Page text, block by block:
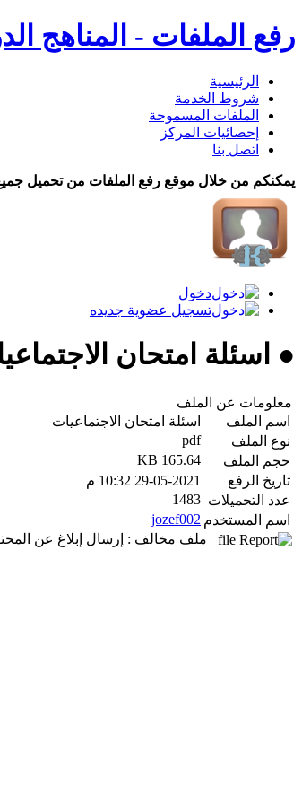
رفع الملفات - المناهج
الرئيسية
شروط الخدمة
الملفات المسموحة
إحصائيات المركز
اتصل بنا
يمكنكم من خلال موقع رفع الملفات من تحميل
دخول
تسجيل عضوية جديده
● اسئلة امتحان
معلومات عن الملف
اسم الملف
اسئلة امتحان الاجتماعيات
نوع الملف
pdf
حجم الملف
165.64 KB
تاريخ الرفع
29-05-2021 10:32 م
عدد التحميلات 1483
اسم المستخدم jozef002
ملف مخالف : إرسال إبلاغ عن